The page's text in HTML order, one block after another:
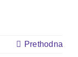
Prethodna